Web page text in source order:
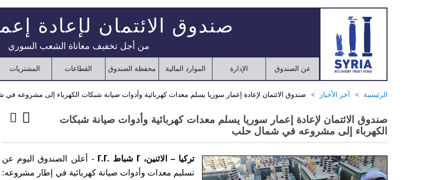
صندوق الائتمان لإعادة
من أجل تخفيف معاناة الشعب السوري
عن الصندوق الإدارة الموارد المالية محفظة الصندوق القطاعات المشتريات
الرئيسية آخر الأخبار صندوق الائتمان لإعادة إعمار سوريا يسلم معدات كهربائية وأدوات صيانة شبكات الكهرباء إلى مشروعه
صندوق الائتمان لإعادة إعمار سوريا يسلم معدات كهربائية وأدوات صيانة شبكات
الكهرباء إلى مشروعه في شمال حلب
تركيا – الاثنين، 2 شباط 2020
- أعلن الصندوق اليوم عن
تسليم معدات وأدوات صيانة كهربائية في إطار مشروعه: